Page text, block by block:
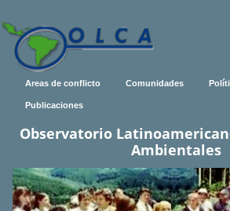
Areas de conflicto Comunidades
Publicaciones
Observatorio
Ambientales